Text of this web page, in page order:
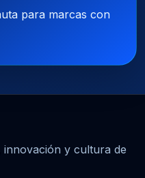
para marcas con
innovación y cultura de